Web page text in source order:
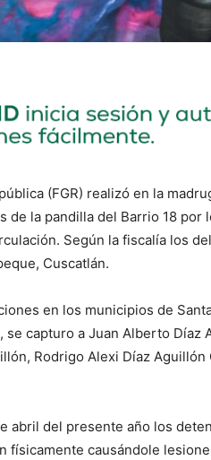
(FGR) realizó en la
de la pandilla del Barrio 18 por
Según la fiscalía los
Cuscatlán.
en los municipios de
capturo a Juan Alberto Díaz
Rodrigo Alexi Díaz
abril del presente año los
físicamente causándole